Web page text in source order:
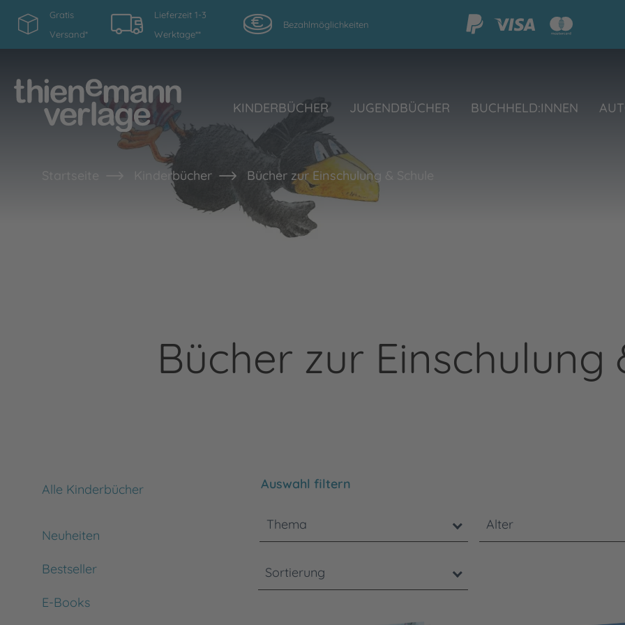
Gratis
Versand*
Lieferzeit 1-3
Werktage**
Bezahlmöglichkeiten
KINDERBÜCHER JUGENDBÜCHER BUCHHELD:INNEN
Kinderbücher Bücher zur Einschulung & Schule
Bücher zur Einschulung
Alle Kinderbücher
Neuheiten
Bestseller
E-Books
Bitte beachten Sie, dass die Benutzung der nachstehenden
Auswahl filtern
Thema Alter
Sortierung